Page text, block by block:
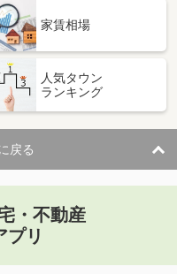
家賃相場
人気タウン
ランキング
戻る
・不動産
プリ